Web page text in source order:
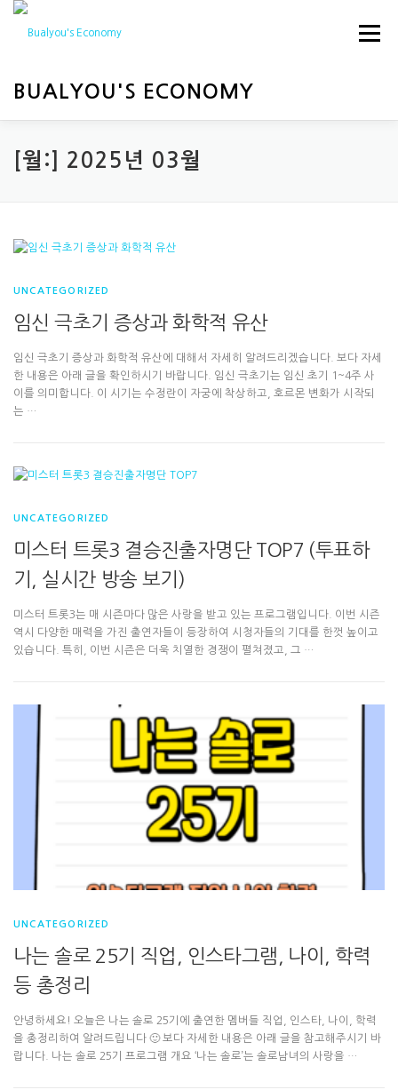
BUALYOU'S ECONOMY
메뉴
HOME 경제 행사
[월:] 2025년 03월
UNCATEGORIZED
임신 극초기 증상과 화학적 유산
임신 극초기 증상과 화학적 유산에 대해서 자세히 알려드리겠습니다. 보다 자세
한 내용은 아래 글을 확인하시기 바랍니다. 임신 극초기는 임신 초기 1~4주 사
이를 의미합니다. 이 시기는 수정란이 자궁에 착상하고, 호르몬 변화가 시작되
는 …
UNCATEGORIZED
미스터 트롯3 결승진출자명단 TOP7 (투표하
기, 실시간 방송 보기)
미스터 트롯3는 매 시즌마다 많은 사랑을 받고 있는 프로그램입니다. 이번 시즌
역시 다양한 매력을 가진 출연자들이 등장하여 시청자들의 기대를 한껏 높이고
있습니다. 특히, 이번 시즌은 더욱 치열한 경쟁이 펼쳐졌고, 그 …
UNCATEGORIZED
나는 솔로 25기 직업, 인스타그램, 나이, 학력
등 총정리
안녕하세요! 오늘은 나는 솔로 25기에 출연한 멤버들 직업, 인스타, 나이, 학력
을 총정리하여 알려드립니다 🙂 보다 자세한 내용은 아래 글을 참고해주시기 바
랍니다. 나는 솔로 25기 프로그램 개요 ‘나는 솔로’는 솔로남녀의 사랑을 …